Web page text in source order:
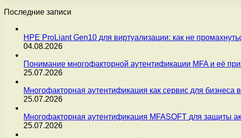
Последние записи
HPE ProLiant Gen10 для виртуализации: как не
04.08.2026
Понимание многофакторной аутентификации MFA и её
25.07.2026
Многофакторная аутентификация как сервис для бизнеса
25.07.2026
Многофакторная аутентификация MFASOFT для защиты
25.07.2026